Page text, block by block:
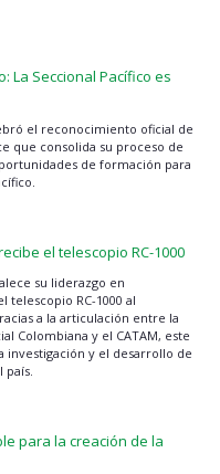
La Seccional Pacífico es
el reconocimiento oficial de
que consolida su proceso de
de formación para
el telescopio RC-1000
su liderazgo en
telescopio RC-1000 al
a la articulación entre la
Colombiana y el CATAM, este
investigación y el desarrollo de
para la creación de la